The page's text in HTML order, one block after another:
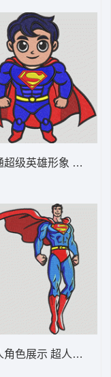
格式
格式
超级英雄形象 可爱的
角色展示 超人经典飞